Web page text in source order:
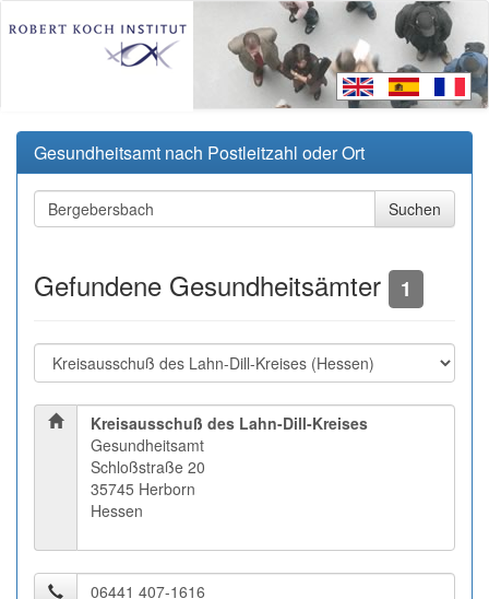
Gesundheitsamt nach Postleitzahl oder Ort
Gefundene Gesundheitsämter 1
Kreisausschuß des Lahn-Dill-Kreises
Gesundheitsamt
Schloßstraße 20
35745 Herborn
Hessen